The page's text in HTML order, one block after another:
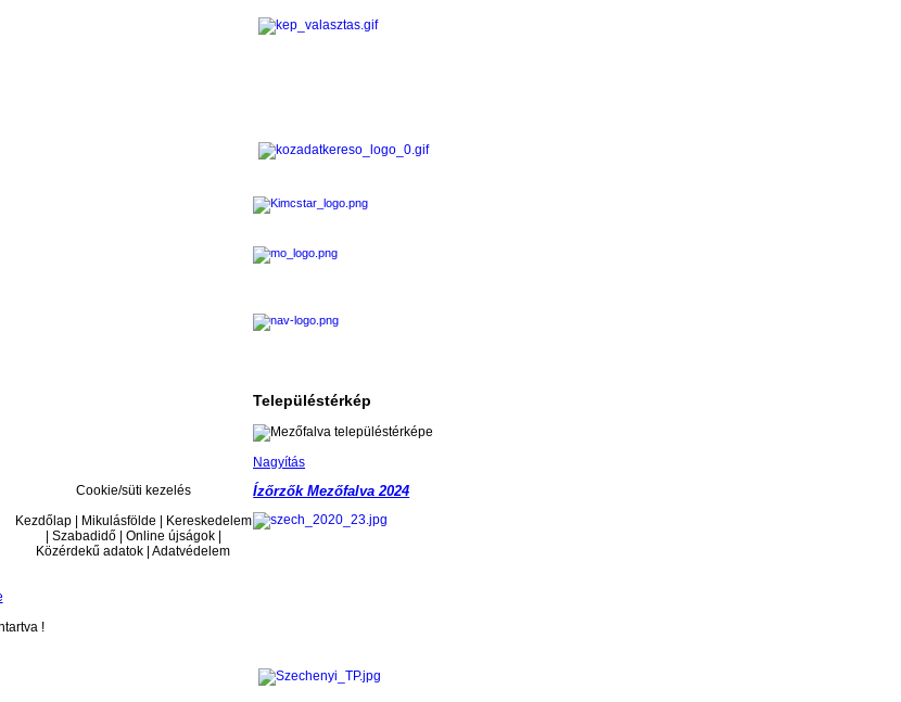
Településtérkép
Nagyítás
Ízőrzők Mezőfalva 2024
Cookie/süti kezelés
Kezdőlap | Mikulásfölde | Kereskedelem
| Szabadidő | Online újságok |
Közérdekű adatok | Adatvédelem
!